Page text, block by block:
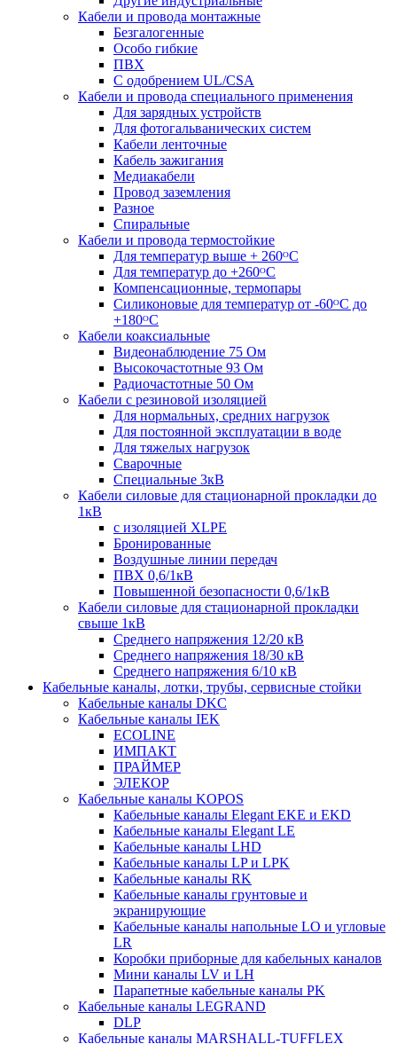
Кабели и провода монтажные
Безгалогенные
Особо гибкие
ПВХ
С одобрением UL/CSA
Кабели и провода специального применения
Для зарядных устройств
Для фотогальванических систем
Кабели ленточные
Кабель зажигания
Медиакабели
Провод заземления
Разное
Спиральные
Кабели и провода термостойкие
Для температур выше + 260ᴼС
Для температур до +260ᴼС
Компенсационные, термопары
Силиконовые для температур от -60ᴼC до
+180ᴼС
Кабели коаксиальные
Видеонаблюдение 75 Ом
Высокочастотные 93 Ом
Радиочастотные 50 Ом
Кабели с резиновой изоляцией
Для нормальных, средних нагрузок
Для постоянной эксплуатации в воде
Для тяжелых нагрузок
Сварочные
Специальные 3кВ
Кабели силовые для стационарной прокладки до
1кВ
c изоляцией XLPE
Бронированные
Воздушные линии передач
ПВХ 0,6/1кВ
Повышенной безопасности 0,6/1кВ
Кабели силовые для стационарной прокладки
свыше 1кВ
Среднего напряжения 12/20 кВ
Среднего напряжения 18/30 кВ
Среднего напряжения 6/10 кВ
Кабельные каналы, лотки, трубы, сервисные стойки
Кабельные каналы DKC
Кабельные каналы IEK
ECOLINE
ИМПАКТ
ПРАЙМЕР
ЭЛЕКОР
Кабельные каналы KOPOS
Кабельные каналы Elegant EKE и EKD
Кабельные каналы Elegant LE
Кабельные каналы LHD
Кабельные каналы LP и LPK
Кабельные каналы RK
Кабельные каналы грунтовые и
экранирующие
Кабельные каналы напольные LO и угловые
LR
Коробки приборные для кабельных каналов
Мини каналы LV и LH
Парапетные кабельные каналы PK
Кабельные каналы LEGRAND
DLP
Кабельные каналы MARSHALL-TUFFLEX